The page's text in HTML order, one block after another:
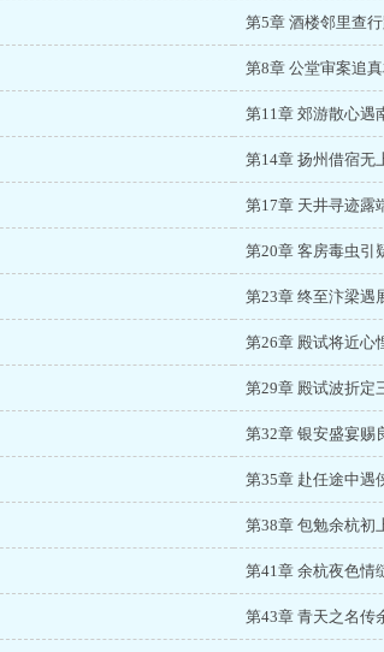
第5章 酒楼邻里查
第8章 公堂审案追
第11章 郊游散心遇
第14章 扬州借宿无
第17章 天井寻迹露
第20章 客房毒虫引
第23章 终至汴梁遇
第26章 殿试将近心
第29章 殿试波折定
第32章 银安盛宴赐
第35章 赴任途中遇
第38章 包勉余杭初
第41章 余杭夜色情
第43章 青天之名传